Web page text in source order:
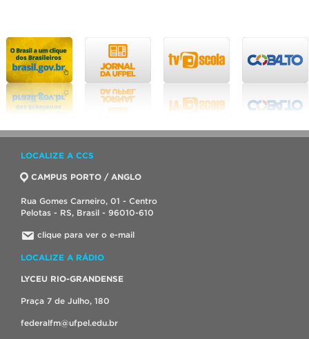
LOCALIZE A CCS
CAMPUS PORTO / ANGLO
Rua Gomes Carneiro, 01 - Centro
Pelotas - RS, Brasil - 96010-610
clique para ver o e-mail
LOCALIZE A RÁDIO
LYCEU RIO-GRANDENSE
Praça 7 de Julho, 180
federalfm@ufpel.edu.br